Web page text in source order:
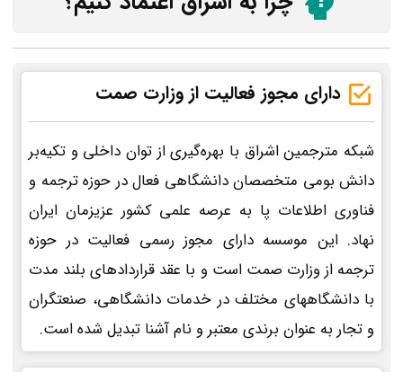
دارای مجوز فعالیت از وزارت صمت
شبکه مترجمین اشراق با بهره‌گیری از توان داخلی و تکیه‌بر
دانش بومی متخصصان دانشگاهی فعال در حوزه ترجمه و
فناوری اطلاعات پا به عرصه علمی کشور عزیزمان ایران
نهاد. این موسسه دارای مجوز رسمی فعالیت در حوزه
ترجمه از وزارت صمت است و با عقد قراردادهای بلند مدت
با دانشگاههای مختلف در خدمات دانشگاهی، صنعتگران
و تجار به عنوان برندی معتبر و نام آشنا تبدیل شده است.